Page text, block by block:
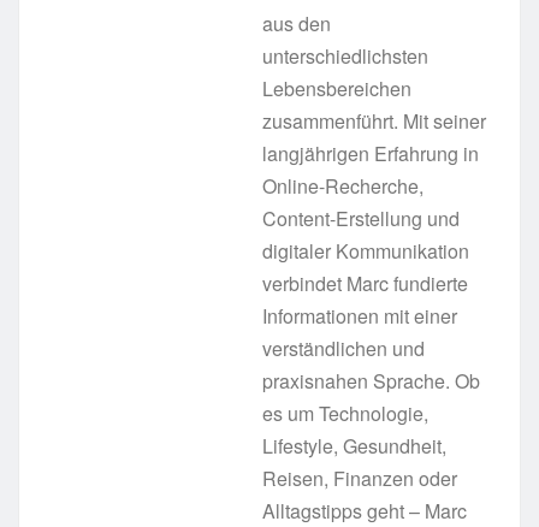
aus den
unterschiedlichsten
Lebensbereichen
zusammenführt. Mit seiner
langjährigen Erfahrung in
Online-Recherche,
Content-Erstellung und
digitaler Kommunikation
verbindet Marc fundierte
Informationen mit einer
verständlichen und
praxisnahen Sprache. Ob
es um Technologie,
Lifestyle, Gesundheit,
Reisen, Finanzen oder
Alltagstipps geht – Marc